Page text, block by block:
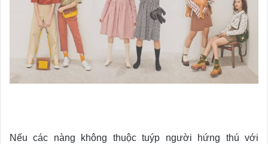
Nếu các nàng không thuộc tuýp người hứng thú với